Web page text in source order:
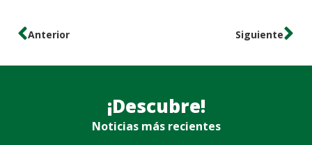
Anterior Siguiente
¡Descubre!
Noticias más recientes